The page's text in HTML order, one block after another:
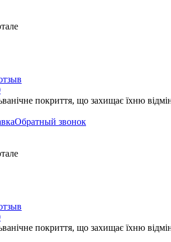
покриття, що захищає їхню
Обратный звонок
покриття, що захищає їхню